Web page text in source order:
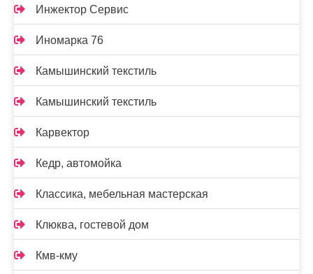
Инжектор Сервис
Иномарка 76
Камышинский текстиль
Камышинский текстиль
Карвектор
Кедр, автомойка
Классика, мебельная мастерская
Клюква, гостевой дом
Кмв-кму